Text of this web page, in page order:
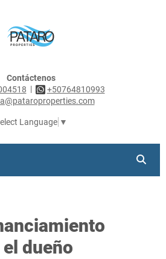
Contáctenos
|
+50764810993
Language ▼
dueño